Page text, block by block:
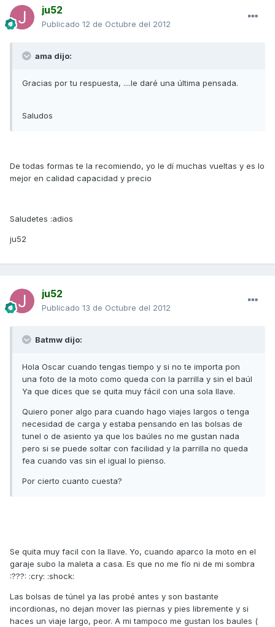
ju52
Publicado 12 de Octubre del 2012
ama dijo:
Gracias por tu respuesta, ....le daré una última pensada.
Saludos
De todas formas te la recomiendo, yo le dí muchas vueltas y es lo
mejor en calidad capacidad y precio
Saludetes :adios
ju52
ju52
Publicado 13 de Octubre del 2012
Batmw dijo:
Hola Oscar cuando tengas tiempo y si no te importa pon
una foto de la moto como queda con la parrilla y sin el baúl
Ya que dices que se quita muy fácil con una sola llave.
Quiero poner algo para cuando hago viajes largos o tenga
necesidad de carga y estaba pensando en las bolsas de
tunel o de asiento ya que los baúles no me gustan nada
pero si se puede soltar con facilidad y la parrilla no queda
fea cuando vas sin el igual lo pienso.
Por cierto cuanto cuesta?
Se quita muy facil con la llave. Yo, cuando aparco la moto en el
garaje subo la maleta a casa. Es que no me fío ni de mi sombra
:???: :cry: :shock:
Las bolsas de túnel ya las probé antes y son bastante
incordionas, no dejan mover las piernas y pies libremente y si
haces un viaje largo, peor. A mi tampoco me gustan los baules (